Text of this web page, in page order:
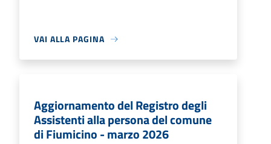
VAI ALLA PAGINA
Aggiornamento del Registro degli
Assistenti alla persona del comune
di Fiumicino - marzo 2026